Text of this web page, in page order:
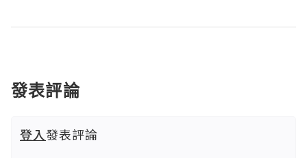
發表評論
登入發表評論